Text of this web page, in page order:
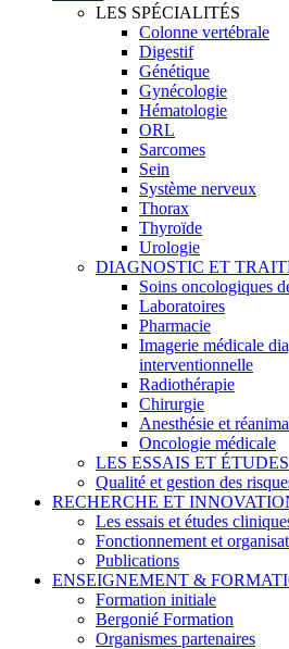
LES SPÉCIALITÉS
Colonne vertébrale
Digestif
Génétique
Gynécologie
Hématologie
ORL
Sarcomes
Sein
Système nerveux
Thorax
Thyroïde
Urologie
DIAGNOSTIC ET
Soins oncologiques
Laboratoires
Pharmacie
Imagerie médicale
interventionnelle
Radiothérapie
Chirurgie
Anesthésie et
Oncologie médicale
LES ESSAIS ET
Qualité et gestion des
RECHERCHE ET
Les essais et études
Fonctionnement et
Publications
ENSEIGNEMENT &
Formation initiale
Bergonié Formation
Organismes partenaires